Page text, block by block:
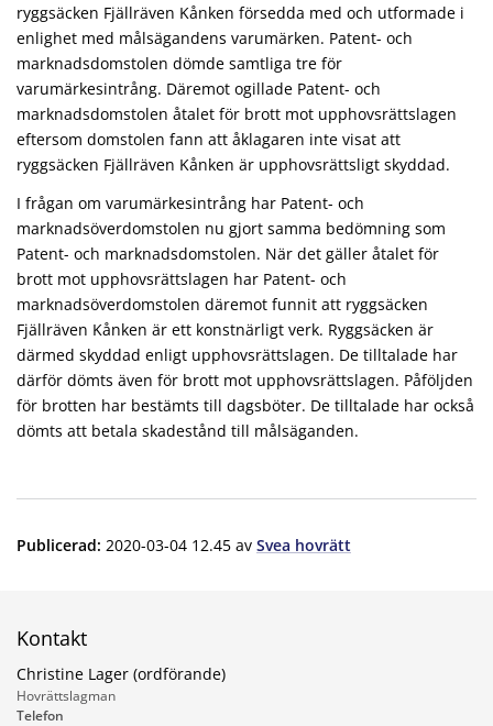
ryggsäcken Fjällräven Kånken försedda med och utformade i
enlighet med målsägandens varumärken. Patent- och
marknadsdomstolen dömde samtliga tre för
varumärkesintrång. Däremot ogillade Patent- och
marknadsdomstolen åtalet för brott mot upphovsrättslagen
eftersom domstolen fann att åklagaren inte visat att
ryggsäcken Fjällräven Kånken är upphovsrättsligt skyddad.
I frågan om varumärkesintrång har Patent- och
marknadsöverdomstolen nu gjort samma bedömning som
Patent- och marknadsdomstolen. När det gäller åtalet för
brott mot upphovsrättslagen har Patent- och
marknadsöverdomstolen däremot funnit att ryggsäcken
Fjällräven Kånken är ett konstnärligt verk. Ryggsäcken är
därmed skyddad enligt upphovsrättslagen. De tilltalade har
därför dömts även för brott mot upphovsrättslagen. Påföljden
för brotten har bestämts till dagsböter. De tilltalade har också
dömts att betala skadestånd till målsäganden.
Publicerad: 2020-03-04 12.45 av Svea hovrätt
Kontakt
Christine Lager (ordförande)
Hovrättslagman
Telefon